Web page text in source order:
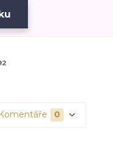
Komentáře 0